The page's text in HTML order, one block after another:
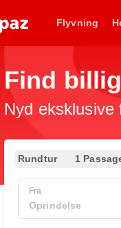
Flyvning
Find
Nyd
Rundtur 1
Fra